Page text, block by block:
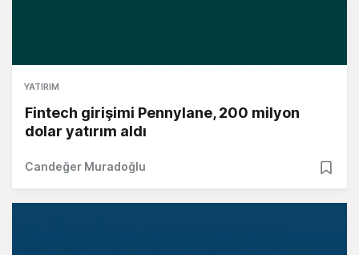
YATIRIM
Fintech girişimi Pennylane, 200 milyon
dolar yatırım aldı
Candeğer Muradoğlu